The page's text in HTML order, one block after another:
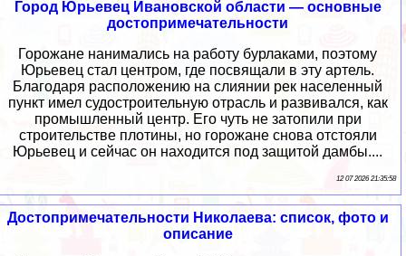
Город Юрьевец Ивановской области — основные
достопримечательности
Горожане нанимались на работу бурлаками, поэтому
Юрьевец стал центром, где посвящали в эту артель.
Благодаря расположению на слиянии рек населенный
пункт имел судостроительную отрасль и развивался, как
промышленный центр. Его чуть не затопили при
строительстве плотины, но горожане снова отстояли
Юрьевец и сейчас он находится под защитой дамбы....
12 07 2026 21:35:58
Достопримечательности Николаева: список, фото и
описание